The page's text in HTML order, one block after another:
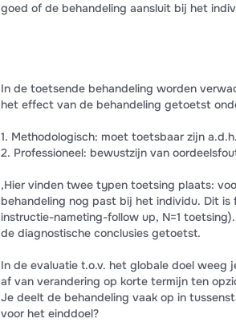
goed of de behandeling aansluit bij het
In de toetsende behandeling worden
het effect van de behandeling getoetst
1. Methodologisch: moet toetsbaar zijn
2. Professioneel: bewustzijn van
,Hier vinden twee typen toetsing plaats:
behandeling nog past bij het individu. Dit is
instructie-nameting-follow up, N=1
de diagnostische conclusies getoetst.
In de evaluatie t.o.v. het globale doel weeg
af van verandering op korte termijn ten
Je deelt de behandeling vaak op in
voor het einddoel?